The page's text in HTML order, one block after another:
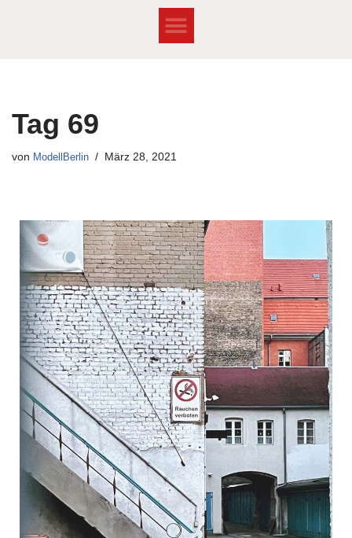
Tag 69
von ModellBerlin März 28, 2021